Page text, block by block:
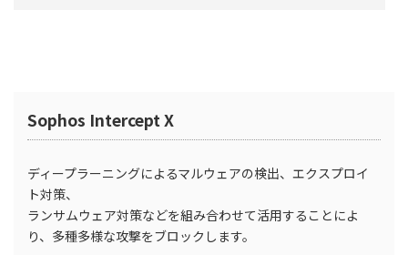
Sophos Intercept X
ディープラーニングによるマルウェアの検出、エクスプロイ
ト対策、
ランサムウェア対策などを組み合わせて活用することによ
り、多種多様な攻撃をブロックします。